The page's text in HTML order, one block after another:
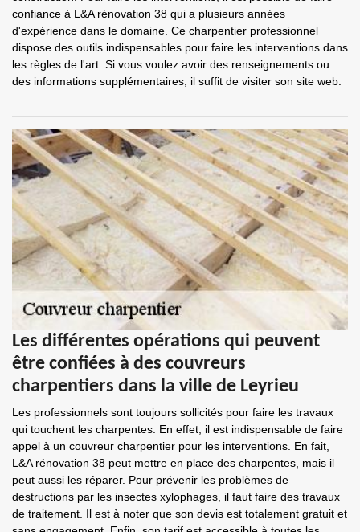
confiance à L&A rénovation 38 qui a plusieurs années
d'expérience dans le domaine. Ce charpentier professionnel
dispose des outils indispensables pour faire les interventions dans
les règles de l'art. Si vous voulez avoir des renseignements ou
des informations supplémentaires, il suffit de visiter son site web.
Les différentes opérations qui peuvent
être confiées à des couvreurs
charpentiers dans la ville de Leyrieu
Les professionnels sont toujours sollicités pour faire les travaux
qui touchent les charpentes. En effet, il est indispensable de faire
appel à un couvreur charpentier pour les interventions. En fait,
L&A rénovation 38 peut mettre en place des charpentes, mais il
peut aussi les réparer. Pour prévenir les problèmes de
destructions par les insectes xylophages, il faut faire des travaux
de traitement. Il est à noter que son devis est totalement gratuit et